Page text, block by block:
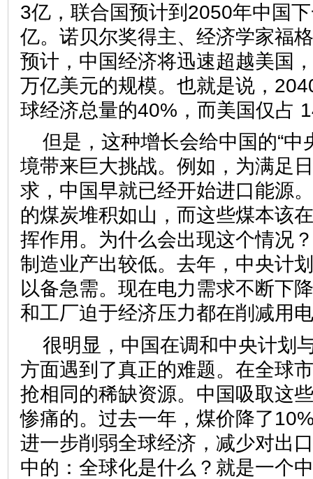
3亿，联合国预计到2050年中国
亿。诺贝尔奖得主、经济学家福
预计，中国经济将迅速超越美国
万亿美元的规模。也就是说，
球经济总量的40%，而美国仅占
但是，这种增长会给中国的“中
境带来巨大挑战。例如，为满足
求，中国早就已经开始进口能源
的煤炭堆积如山，而这些煤本该
挥作用。为什么会出现这个情况
制造业产出较低。去年，中央计
以备急需。现在电力需求不断下
和工厂迫于经济压力都在削减用
很明显，中国在调和中央计划
方面遇到了真正的难题。在全球
抢相同的稀缺资源。中国吸取这
惨痛的。过去一年，煤价降了
进一步削弱全球经济，减少对出
中的：全球化是什么？就是一个